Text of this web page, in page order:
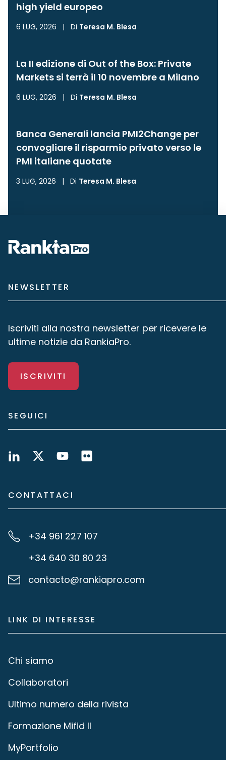
high yield europeo
6 LUG, 2026 | Di Teresa M. Blesa
La II edizione di Out of the Box: Private
Markets si terrà il 10 novembre a Milano
6 LUG, 2026 | Di Teresa M. Blesa
Banca Generali lancia PMI2Change per
convogliare il risparmio privato verso le
PMI italiane quotate
3 LUG, 2026 | Di Teresa M. Blesa
NEWSLETTER
Iscriviti alla nostra newsletter per ricevere le
ultime notizie da RankiaPro.
ISCRIVITI
SEGUICI
CONTATTACI
+34 961 227 107
+34 640 30 80 23
contacto@rankiapro.com
LINK DI INTERESSE
Chi siamo
Collaboratori
Ultimo numero della rivista
Formazione Mifid II
MyPortfolio